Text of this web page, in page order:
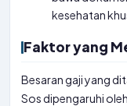
kesehatan
Faktor yang
Besaran gaji yang
Sos dipengaruhi